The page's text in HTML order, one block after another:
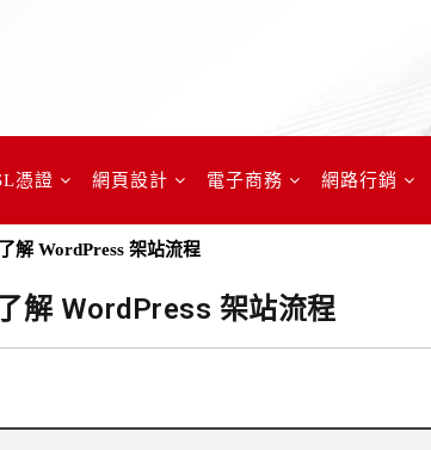
憑證 網頁設計 電子商務 網路行銷
解 WordPress 架站流程
解 WordPress 架站流程